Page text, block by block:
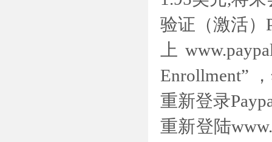
验证（激活）
上
Enrollment”
重新登录
重新登陆